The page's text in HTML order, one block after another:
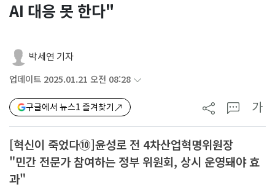
AI 대응 못 한다"
박세연 기자
업데이트 2025.01.21 오전 08:28
구글에서 뉴스1 즐겨찾기 가
[혁신이 죽었다⑩]윤성로 전 4차산업혁명위원장
"민간 전문가 참여하는 정부 위원회, 상시 운영돼야 효
과"